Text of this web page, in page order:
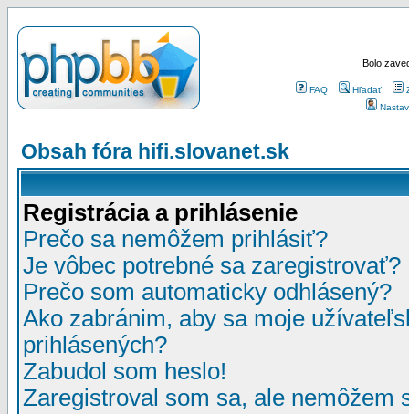
Bolo
FAQ Hľadať
Obsah fóra hifi.slovanet.sk
Registrácia a prihlásenie
Prečo sa nemôžem prihlásiť?
Je vôbec potrebné sa zaregistrovať?
Prečo som automaticky odhlásený?
Ako zabránim, aby sa moje
prihlásených?
Zabudol som heslo!
Zaregistroval som sa, ale nemôžem